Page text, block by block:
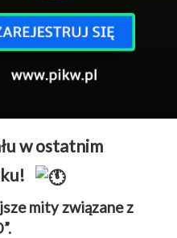
w ostatnim
mity związane z